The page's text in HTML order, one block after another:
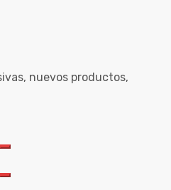
nuevos productos,